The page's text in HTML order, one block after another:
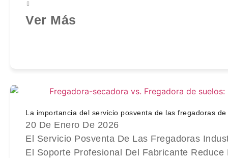
Ver Más
La importancia del servicio posventa de las fregadoras
20 De Enero De 2026
El Servicio Posventa De Las Fregadoras
El Soporte Profesional Del Fabricante